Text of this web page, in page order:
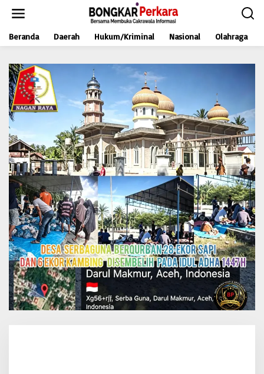
t
Beranda Daerah Hukum/Kriminal Nasional Olahraga